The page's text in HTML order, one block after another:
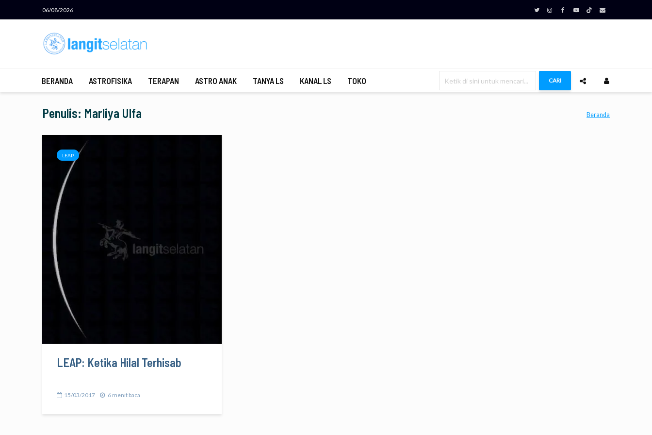
06/08/2026
BERANDA ASTROFISIKA TERAPAN ASTRO ANAK TANYA LS KANAL LS TOKO CARI
Penulis: Marliya Ulfa Beranda
LEAP
LEAP: Ketika Hilal Terhisab
15/03/2017 6 menit baca